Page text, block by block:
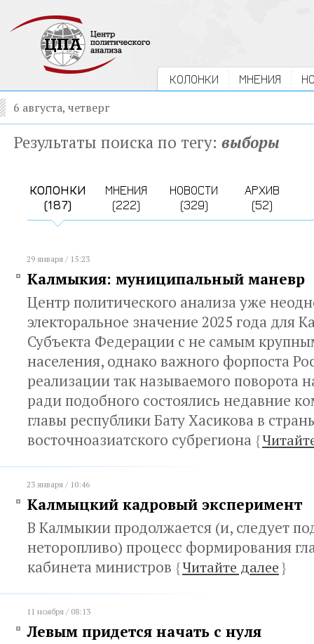
КОЛОНКИ МНЕНИЯ
6 августа, четверг
Результаты поиска по тегу: выборы
КОЛОНКИ
(187)
МНЕНИЯ
(222)
НОВОСТИ
(329)
АРХИВ
(52)
29 января / 15:23
Калмыкия: муниципальный маневр
Центр политического анализа уже
электоральное значение 2025 года для
Субъекта Федерации с не самым
населения, однако важного форпоста
реализации так называемого поворота
ради подобного состоялись недавние
главы республики Бату Хасикова в
восточноазиатского субрегиона {
23 января / 10:46
Калмыцкий кадровый эксперимент
В Калмыкии продолжается (и, следует
неторопливо) процесс формирования
кабинета министров {Читайте далее}
11 ноября / 08:13
Левым придется начать с нуля